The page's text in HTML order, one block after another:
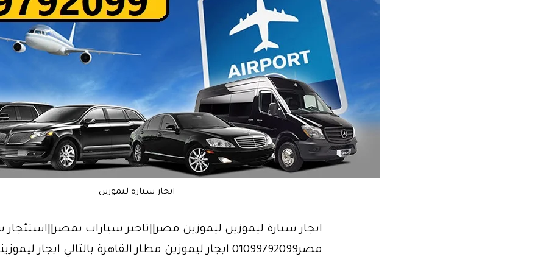
ايجار سيارة ليموزين
ايجار سيارة ليموزين ليموزين مصر||تاجير سيارات بمصر||استئجار
مصر01099792099 ايجار ليموزين مطار القاهرة بالتالي ايجار